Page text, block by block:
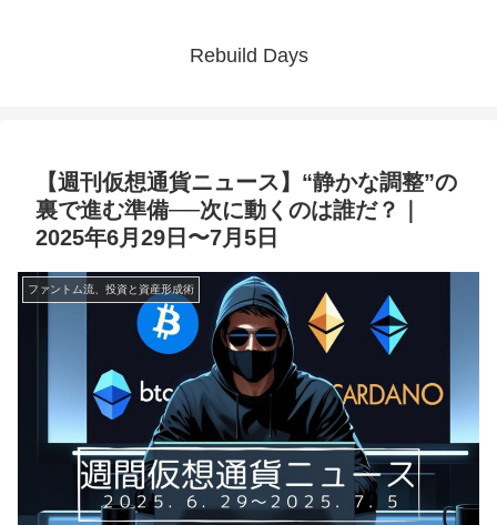
Rebuild Days
【週刊仮想通貨ニュース】“静かな調整”の
裏で進む準備──次に動くのは誰だ？｜
2025年6月29日〜7月5日
ファントム流、投資と資産形成術